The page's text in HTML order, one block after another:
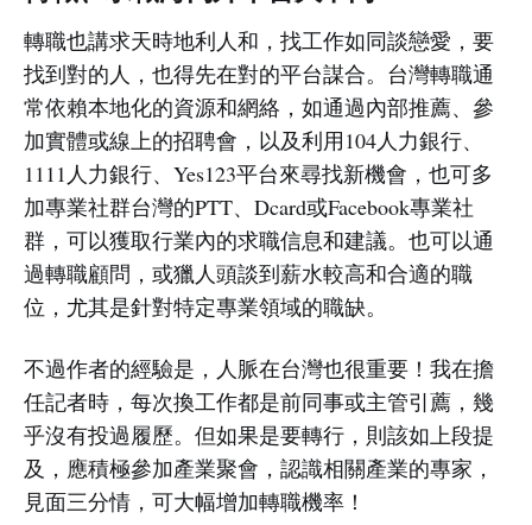
轉職也講求天時地利人和，找工作如同談戀愛，要
找到對的人，也得先在對的平台謀合。台灣轉職通
常依賴本地化的資源和網絡，如通過內部推薦、參
加實體或線上的招聘會，以及利用104人力銀行、
1111人力銀行、Yes123平台來尋找新機會，也可多
加專業社群台灣的PTT、Dcard或Facebook專業社
群，可以獲取行業內的求職信息和建議。也可以通
過轉職顧問，或獵人頭談到薪水較高和合適的職
位，尤其是針對特定專業領域的職缺。
不過作者的經驗是，人脈在台灣也很重要！我在擔
任記者時，每次換工作都是前同事或主管引薦，幾
乎沒有投過履歷。但如果是要轉行，則該如上段提
及，應積極參加產業聚會，認識相關產業的專家，
見面三分情，可大幅增加轉職機率！